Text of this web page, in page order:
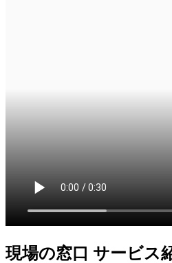
現場の窓口 サービス